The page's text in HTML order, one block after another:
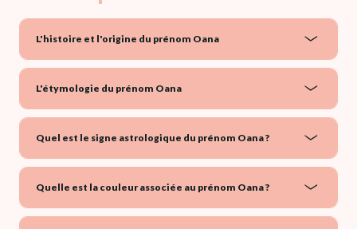
L'histoire et l'origine du prénom Oana
L'étymologie du prénom Oana
Quel est le signe astrologique du prénom Oana ?
Quelle est la couleur associée au prénom Oana ?